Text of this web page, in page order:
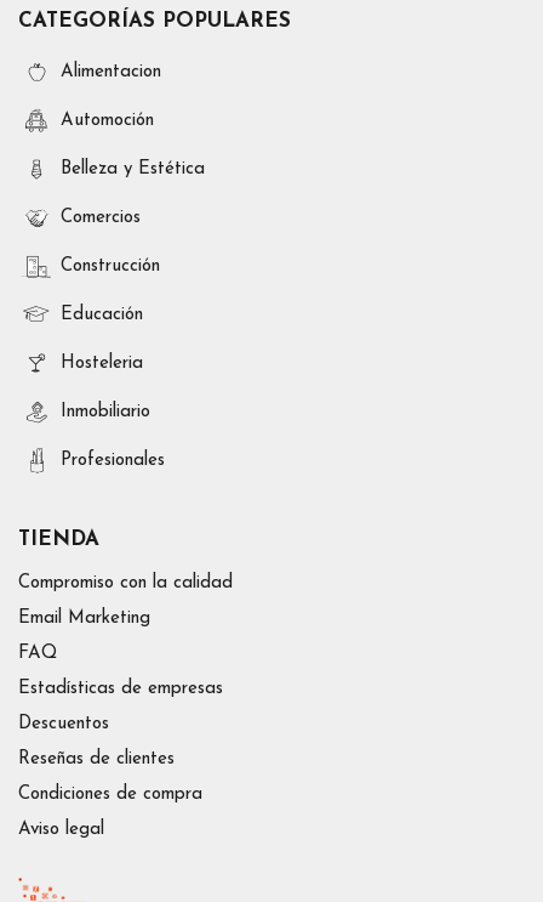
CATEGORÍAS POPULARES
Alimentacion
Automoción
Belleza y Estética
Comercios
Construcción
Educación
Hosteleria
Inmobiliario
Profesionales
TIENDA
Compromiso con la calidad
Email Marketing
FAQ
Estadísticas de empresas
Descuentos
Reseñas de clientes
Condiciones de compra
Aviso legal